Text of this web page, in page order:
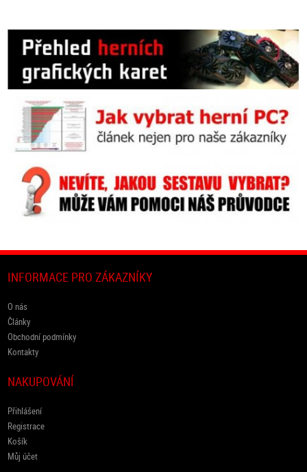
INFORMACE PRO ZÁKAZNÍKY
O nás
Články
Obchodní podmínky
Kontakty
NAKUPOVÁNÍ
Přihlášení
Registrace
Košík
Můj účet